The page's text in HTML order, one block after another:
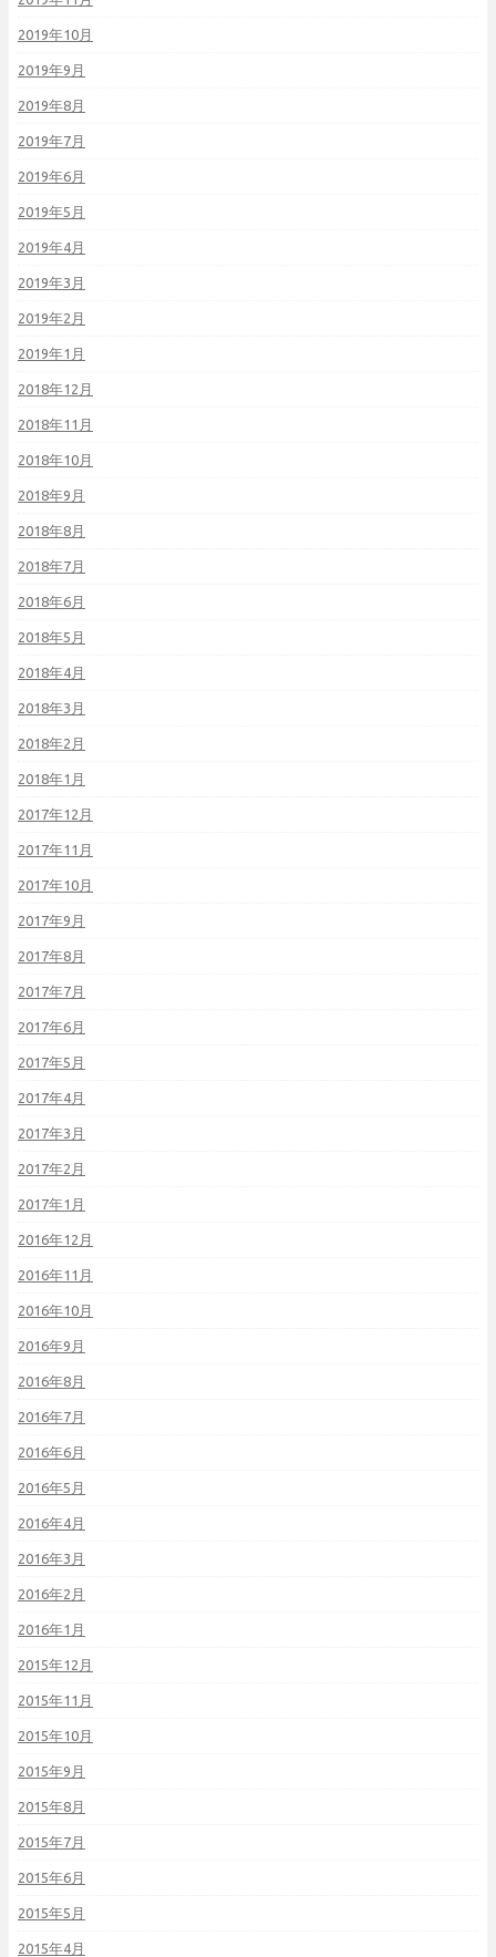
2019年10月
2019年9月
2019年8月
2019年7月
2019年6月
2019年5月
2019年4月
2019年3月
2019年2月
2019年1月
2018年12月
2018年11月
2018年10月
2018年9月
2018年8月
2018年7月
2018年6月
2018年5月
2018年4月
2018年3月
2018年2月
2018年1月
2017年12月
2017年11月
2017年10月
2017年9月
2017年8月
2017年7月
2017年6月
2017年5月
2017年4月
2017年3月
2017年2月
2017年1月
2016年12月
2016年11月
2016年10月
2016年9月
2016年8月
2016年7月
2016年6月
2016年5月
2016年4月
2016年3月
2016年2月
2016年1月
2015年12月
2015年11月
2015年10月
2015年9月
2015年8月
2015年7月
2015年6月
2015年5月
2015年4月